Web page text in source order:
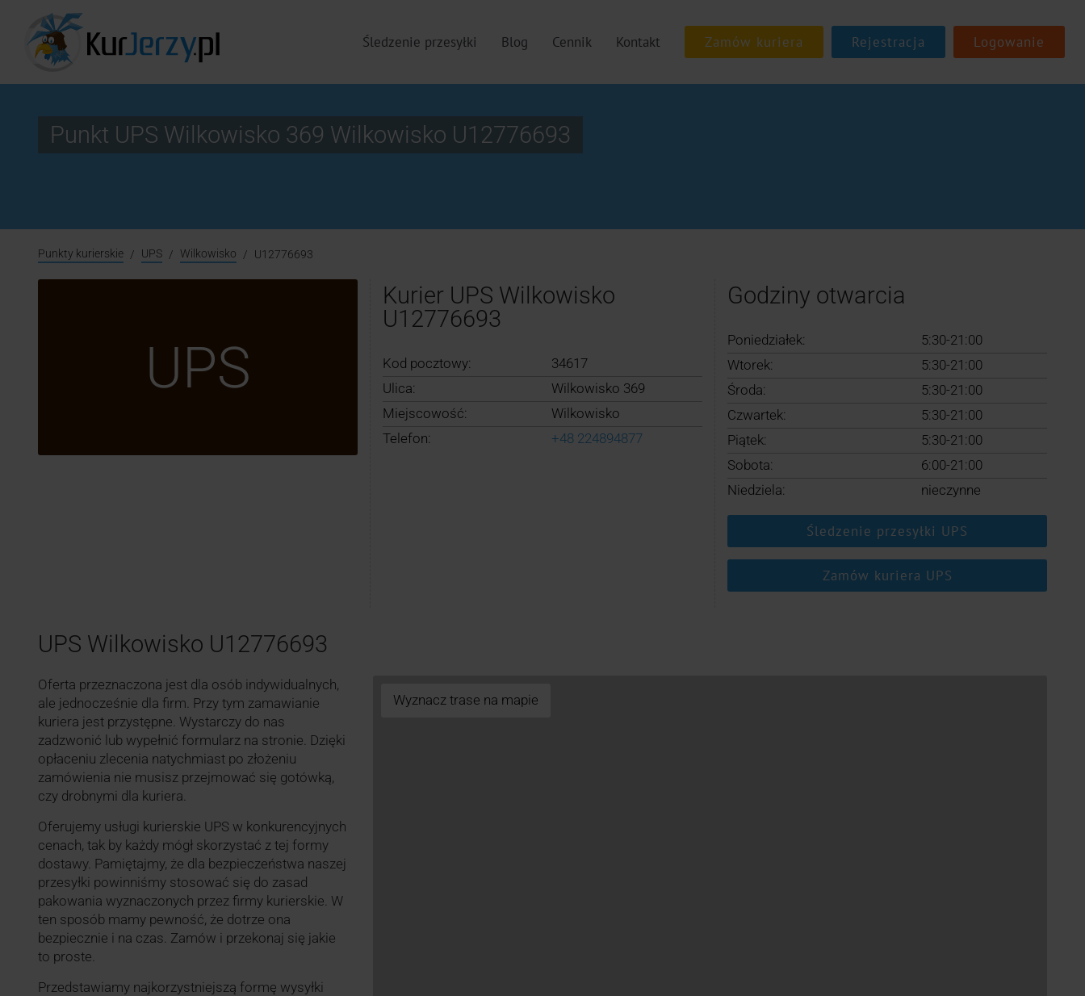
Śledzenie przesyłki Blog Cennik Kontakt Rejestracja Logowanie
Punkt UPS Wilkowisko 369 Wilkowisko U12776693
Punkty kurierskie UPS Wilkowisko U12776693
UPS
Kurier UPS Wilkowisko
U12776693
Kod pocztowy:
34617
Ulica:
Wilkowisko 369
Miejscowość:
Wilkowisko
Telefon:
+48 224894877
Godziny otwarcia
Poniedziałek:
5:30-21:00
Wtorek:
5:30-21:00
Środa:
5:30-21:00
Czwartek:
5:30-21:00
Piątek:
5:30-21:00
Sobota:
6:00-21:00
Niedziela:
nieczynne
Śledzenie przesyłki UPS
Zamów kuriera UPS
UPS Wilkowisko U12776693
Oferta przeznaczona jest dla osób indywidualnych,
ale jednocześnie dla firm. Przy tym zamawianie
kuriera jest przystępne. Wystarczy do nas
zadzwonić lub wypełnić formularz na stronie. Dzięki
opłaceniu zlecenia natychmiast po złożeniu
zamówienia nie musisz przejmować się gotówką,
czy drobnymi dla kuriera.
Oferujemy usługi kurierskie UPS w konkurencyjnych
cenach, tak by każdy mógł skorzystać z tej formy
dostawy. Pamiętajmy, że dla bezpieczeństwa naszej
przesyłki powinniśmy stosować się do zasad
pakowania wyznaczonych przez firmy kurierskie. W
ten sposób mamy pewność, że dotrze ona
bezpiecznie i na czas. Zamów i przekonaj się jakie
to proste.
Przedstawiamy najkorzystniejszą formę wysyłki
Wyznacz trase na mapie